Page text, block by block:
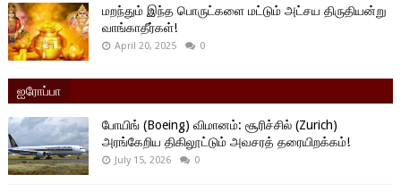
மறந்தும் இந்த பொருட்களை மட்டும் அட்சய திருதியன்று
வாங்காதீர்கள்!
April 20, 2025 0
ஐரோப்பா
போயிங் (Boeing) விமானம்: சூரிச்சில் (Zurich)
அரங்கேறிய திகிலூட்டும் அவசரத் தரையிறக்கம்!
July 15, 2026 0